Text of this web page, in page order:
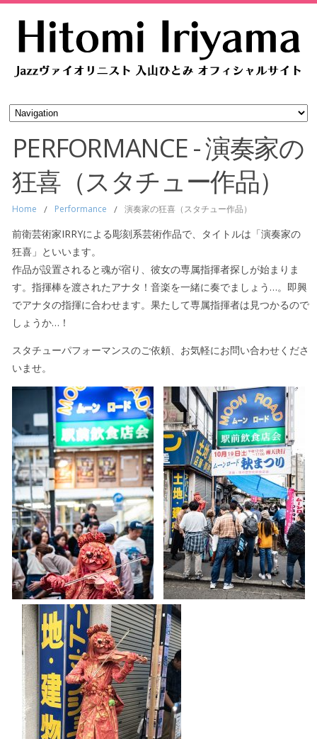
PERFORMANCE - 演奏家の
狂喜（スタチュー作品）
Home / Performance / 演奏家の狂喜（スタチュー作品）
前衛芸術家IRRYによる彫刻系芸術作品で、タイトルは「演奏家の
狂喜」といいます。
作品が設置されると魂が宿り、彼女の専属指揮者探しが始まりま
す。指揮棒を渡されたアナタ！音楽を一緒に奏でましょう…。即興
でアナタの指揮に合わせます。果たして専属指揮者は見つかるので
しょうか…！
スタチューパフォーマンスのご依頼、お気軽にお問い合わせくださ
いませ。